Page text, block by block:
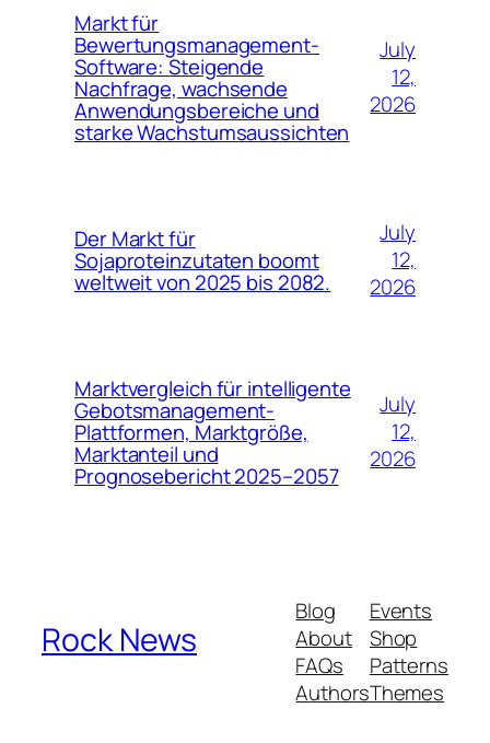
Markt für
Bewertungsmanagement-
Software: Steigende
Nachfrage, wachsende
Anwendungsbereiche und
starke Wachstumsaussichten
July
12,
2026
Der Markt für
Sojaproteinzutaten boomt
weltweit von 2025 bis 2082.
July
12,
2026
Marktvergleich für intelligente
Gebotsmanagement-
Plattformen, Marktgröße,
Marktanteil und
Prognosebericht 2025–2057
July
12,
2026
Rock News
Blog
About
FAQs
Authors
Events
Shop
Patterns
Themes